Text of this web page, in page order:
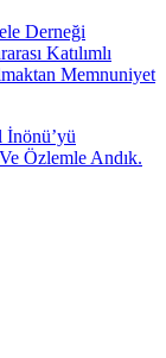
Derneği
Katılımlı
Memnuniyet
İnönü’yü
Özlemle Andık.